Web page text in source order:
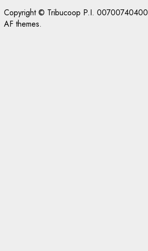
Copyright © Tribucoop P.I. 00700740400
AF themes.